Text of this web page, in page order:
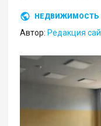
НЕДВИЖИМОСТЬ
Автор: Редакция